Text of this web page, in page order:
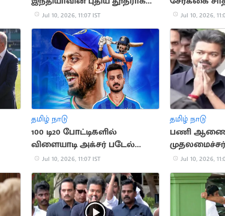
சஞ்சீவ் ஜெயின் நியமனம்
Jul 10, 2026, 11:07 IST
கோடியை
Jul 10, 2026,
தமிழ் நாடு
100 டி20 போட்டிகளில்
விளையாடி அக்சர் படேல்
படைத்த அரிய சாதனை
Jul 10, 2026, 11:07 IST
தமிழ் நாடு
பணி ஆணை
ஜோதிமணி
Jul 10, 2026,